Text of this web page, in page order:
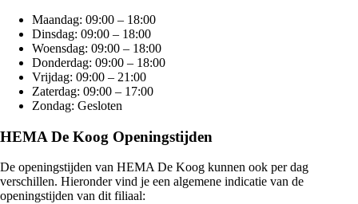
Maandag: 09:00 – 18:00
Dinsdag: 09:00 – 18:00
Woensdag: 09:00 – 18:00
Donderdag: 09:00 – 18:00
Vrijdag: 09:00 – 21:00
Zaterdag: 09:00 – 17:00
Zondag: Gesloten
HEMA De Koog Openingstijden
De openingstijden van HEMA De Koog kunnen ook per dag
verschillen. Hieronder vind je een algemene indicatie van de
openingstijden van dit filiaal: